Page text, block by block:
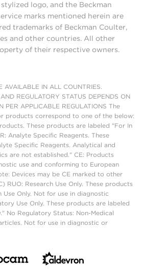
logo, and the Beckman
marks mentioned herein are
trademarks of Beckman Coulter,
and other countries. All other
of their respective owners.
AVAILABLE IN ALL COUNTRIES.
REGULATORY STATUS DEPENDS ON
PER APPLICABLE REGULATIONS The
products correspond to one of the below:
These products are labeled "For In
Analyte Specific Reagents. These
Specific Reagents. Analytical and
are not established." CE: Products
use and conforming to European
Devices may be CE marked to other
RUO: Research Use Only. These products
Use Only. Not for use in diagnostic
Use Only. These products are labeled
No Regulatory Status: Non-Medical
Not for use in diagnostic or